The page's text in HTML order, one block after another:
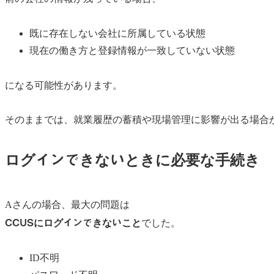
既に存在しない会社に所属している状態
現在の働き方と登録情報が一致していない状態
になる可能性があります。
そのままでは、就業履歴の蓄積や現場管理に影響が出る場合
ログインできないときに必要な手続き
Aさんの場合、最大の問題は
CCUSにログインできないことでした。
ID不明